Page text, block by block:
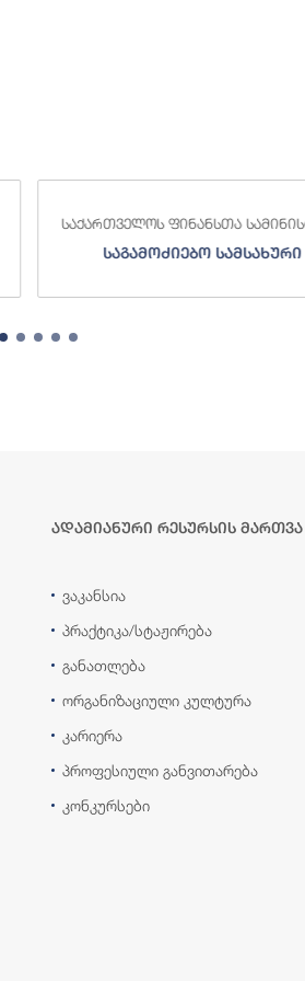
საქართველოს ფინანსთა
შემოსავლების სამსახური
ადამიანური რესურსის მართვა
ვაკანსია
პრაქტიკა/სტაჟირება
განათლება
ორგანიზაციული კულტურა
კარიერა
პროფესიული განვითარება
კონკურსები